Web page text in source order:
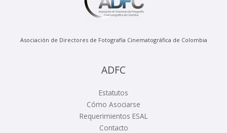
Asociación de Directores de Fotografía Cinematográfica de Colombia
ADFC
Estatutos
Cómo Asociarse
Requerimientos ESAL
Contacto